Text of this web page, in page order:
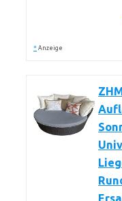
* Anzeige